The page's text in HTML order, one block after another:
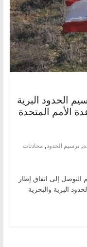
الحدود البرية
الأمم المتحدة
, ترسيم الحدود, محادثات
التوصل إلى اتفاق إطار
البرية والبحرية